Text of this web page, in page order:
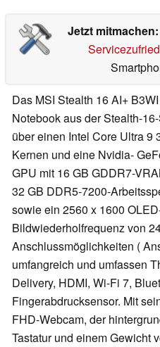
Jetzt mitmachen:
Das MSI Stealth 16 AI+
Notebook aus der Stealth-
über einen Intel Core Ultra 9
Kernen und eine Nvidia-
GPU mit 16 GB GDDR7-
32 GB DDR5-7200-
sowie ein 2560 x 1600
Bildwiederholfrequenz von
Anschlussmöglichkeiten (
umfangreich und umfassen
Delivery, HDMI, Wi-Fi 7,
Fingerabdrucksensor. Mit
FHD-Webcam, der
Tastatur und einem Gewicht